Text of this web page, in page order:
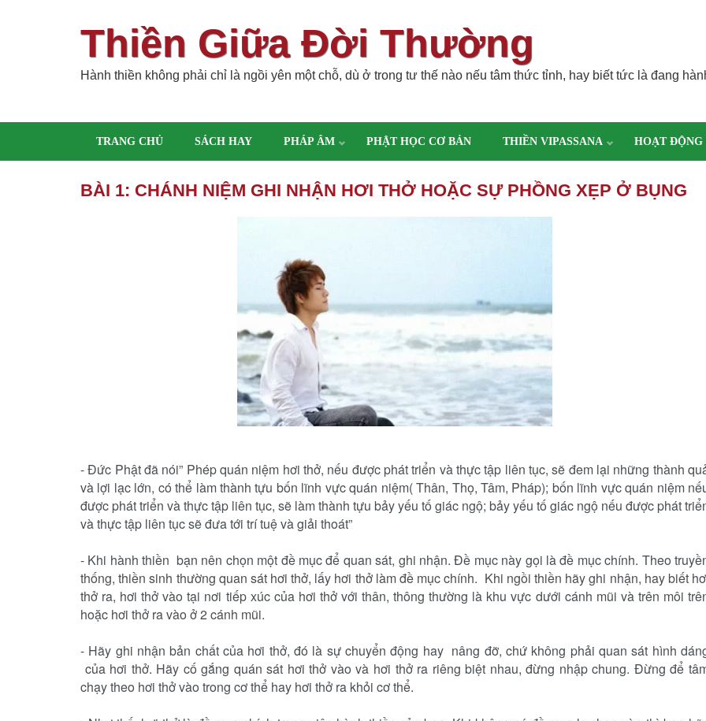
Thiền Giữa Đời Thường
Hành thiền không phải chỉ là ngồi yên một chỗ, dù ở trong tư thế nào nếu tâm thức tỉnh, hay biết tức là đang
TRANG CHỦ SÁCH HAY PHÁP ÂM PHẬT HỌC CƠ BẢN THIỀN VIPASSANA HOẠT ĐỘNG
BÀI 1: CHÁNH NIỆM GHI NHẬN HƠI THỞ HOẶC SỰ PHỒNG XẸP Ở BỤNG
-Đức Phật đã nói” Phép quán niệm hơi thở, nếu được phát triển và thực tập liên tục, sẽ đem lại những thành
và lợi lạc lớn, có thể làm thành tựu bốn lĩnh vực quán niệm( Thân, Thọ, Tâm, Pháp); bốn lĩnh vực quán niệm
được phát triển và thực tập liên tục, sẽ làm thành tựu bảy yếu tố giác ngộ; bảy yếu tố giác ngộ nếu được phát
và thực tập liên tục sẽ đưa tới trí tuệ và giải thoát”
- Khi hành thiền bạn nên chọn một đề mục để quan sát, ghi nhận. Ðề mục này gọi là đề mục chính. Theo
thống, thiền sinh thường quan sát hơi thở, lấy hơi thở làm đề mục chính. Khi ngồi thiền hãy ghi nhận, hay biết
thở ra, hơi thở vào tại nơi tiếp xúc của hơi thở với thân, thông thường là khu vực dưới cánh mũi và trên môi
hoặc hơi thở ra vào ở 2 cánh mũi.
- Hãy ghi nhận bản chất của hơi thở, đó là sự chuyển động hay nâng đỡ, chứ không phải quan sát hình
của hơi thở. Hãy cố gắng quán sát hơi thở vào và hơi thở ra riêng biệt nhau, đừng nhập chung. Ðừng để
chạy theo hơi thở vào trong cơ thể hay hơi thở ra khỏi cơ thể.